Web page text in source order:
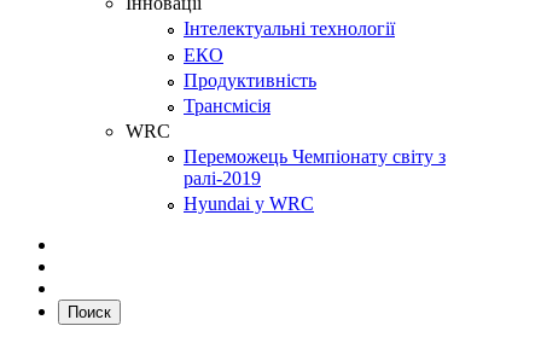
Інтелектуальні технології
ЕКО
Продуктивність
Трансмісія
WRC
Переможець Чемпіонату світу з
ралі-2019
Hyundai у WRC
Поиск